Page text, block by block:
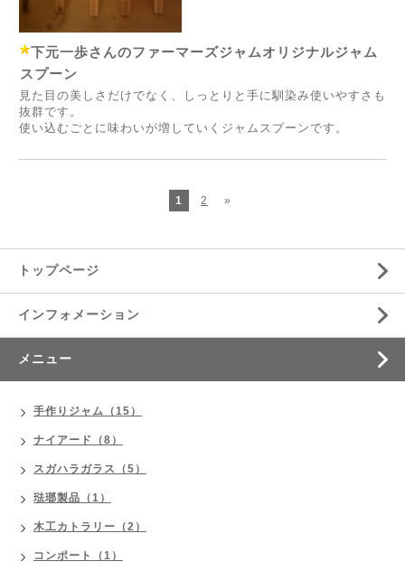
下元一歩さんのファーマーズジャムオリジナルジャム
スプーン
見た目の美しさだけでなく、しっとりと手に馴染み使いやすさも
抜群です。
使い込むごとに味わいが増していくジャムスプーンです。
1 2 »
トップページ
インフォメーション
メニュー
手作りジャム（15）
ナイアード（8）
スガハラガラス（5）
琺瑯製品（1）
木工カトラリー（2）
コンポート（1）